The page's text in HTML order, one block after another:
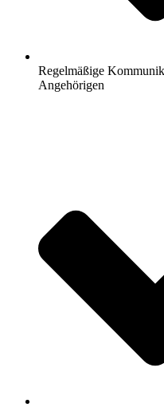
Regelmäßige
Angehörigen